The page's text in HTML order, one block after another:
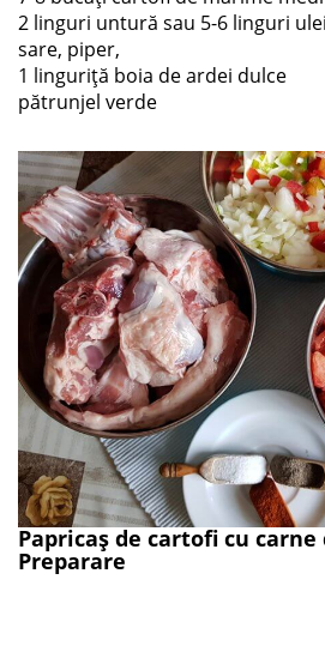
2 linguri untură sau 5-6 linguri ulei
sare, piper,
1 linguriță boia de ardei dulce
pătrunjel verde
Papricaș de cartofi cu carne
Preparare